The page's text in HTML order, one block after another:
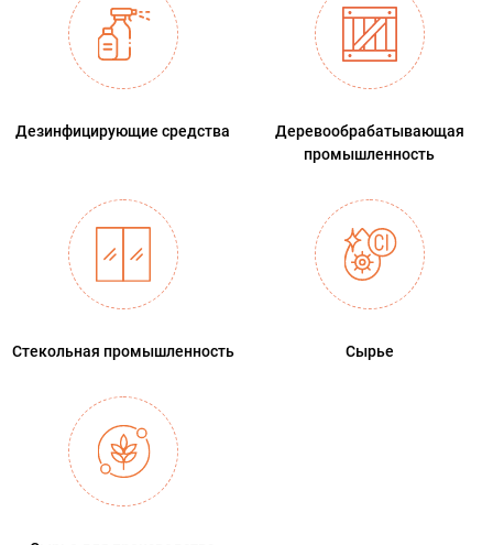
Дезинфицирующие средства
Деревообрабатывающая
промышленность
Стекольная промышленность Сырье